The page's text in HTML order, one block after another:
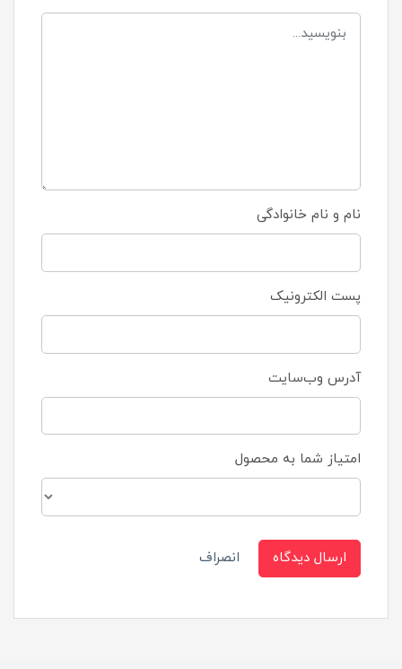
نام و نام خانوادگی
پست الکترونیک
آدرس وب‌سایت
امتیاز شما به محصول
ارسال دیدگاه انصراف